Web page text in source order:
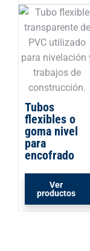
Tubos
flexibles o
goma nivel
para
encofrado
Ver
productos